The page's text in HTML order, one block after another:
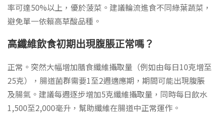
率可達50%以上，優於菠菜。建議輪流進食不同綠葉蔬菜，
避免單一依賴高草酸品種。
高纖維飲食初期出現腹脹正常嗎？
正常。突然大幅增加膳食纖維攝取量（例如由每日10克增至
25克），腸道菌群需要1至2週適應期，期間可能出現腹脹
及腸氣。建議每週逐步增加5克纖維攝取量，同時每日飲水
1,500至2,000毫升，幫助纖維在腸道中正常運作。